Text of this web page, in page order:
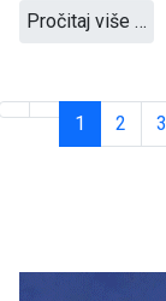
Pročitaj više …
1 2 3